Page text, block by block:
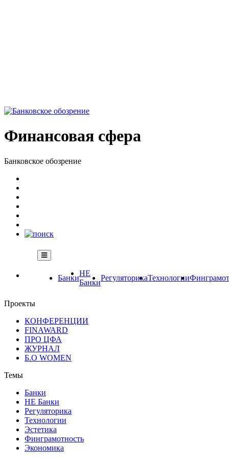
Финансовая сфера
Банковское обозрение
Банки
НЕ
Банки
РегуляторикаТехнологии
Проекты
КОНФЕРЕНЦИИ
FINAWARD
ПРО ЦФА
ЖУРНАЛ
Б.О WOMEN
Темы
Банки
НЕ Банки
Регуляторика
Технологии
Эстетика
Финграмотность
Экономика